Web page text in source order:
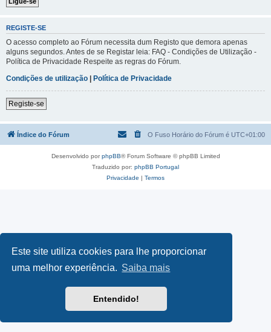
Este site utiliza cookies para lhe proporcionar
uma melhor experiência. Saiba mais
Entendido!
REGISTE-SE
O acesso completo ao Fórum necessita dum Registo que demora apenas
alguns segundos. Antes de se Registar leia: FAQ - Condições de Utilização -
Política de Privacidade Respeite as regras do Fórum.
Condições de utilização | Política de Privacidade
Registe-se
Índice do Fórum O Fuso Horário do Fórum é UTC+01:00
Desenvolvido porphpBB® Forum Software © phpBB Limited
Traduzido por: phpBB Portugal
Privacidade | Termos